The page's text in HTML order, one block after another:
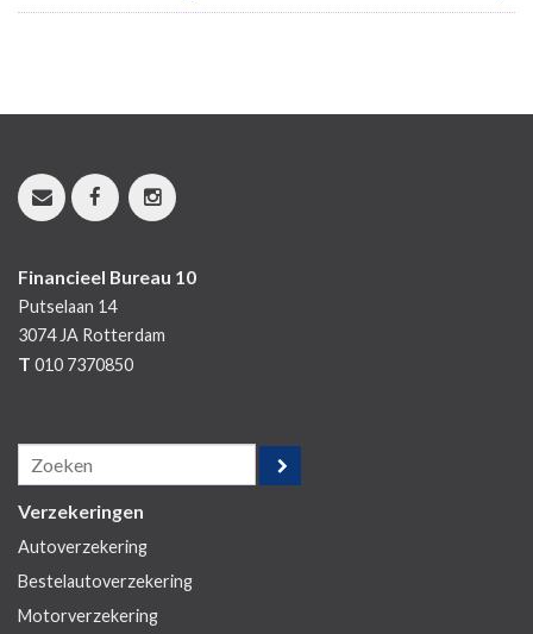
Financieel Bureau 10
Putselaan 14
3074 JA Rotterdam
T 010 7370850
Verzekeringen
Autoverzekering
Bestelautoverzekering
Motorverzekering